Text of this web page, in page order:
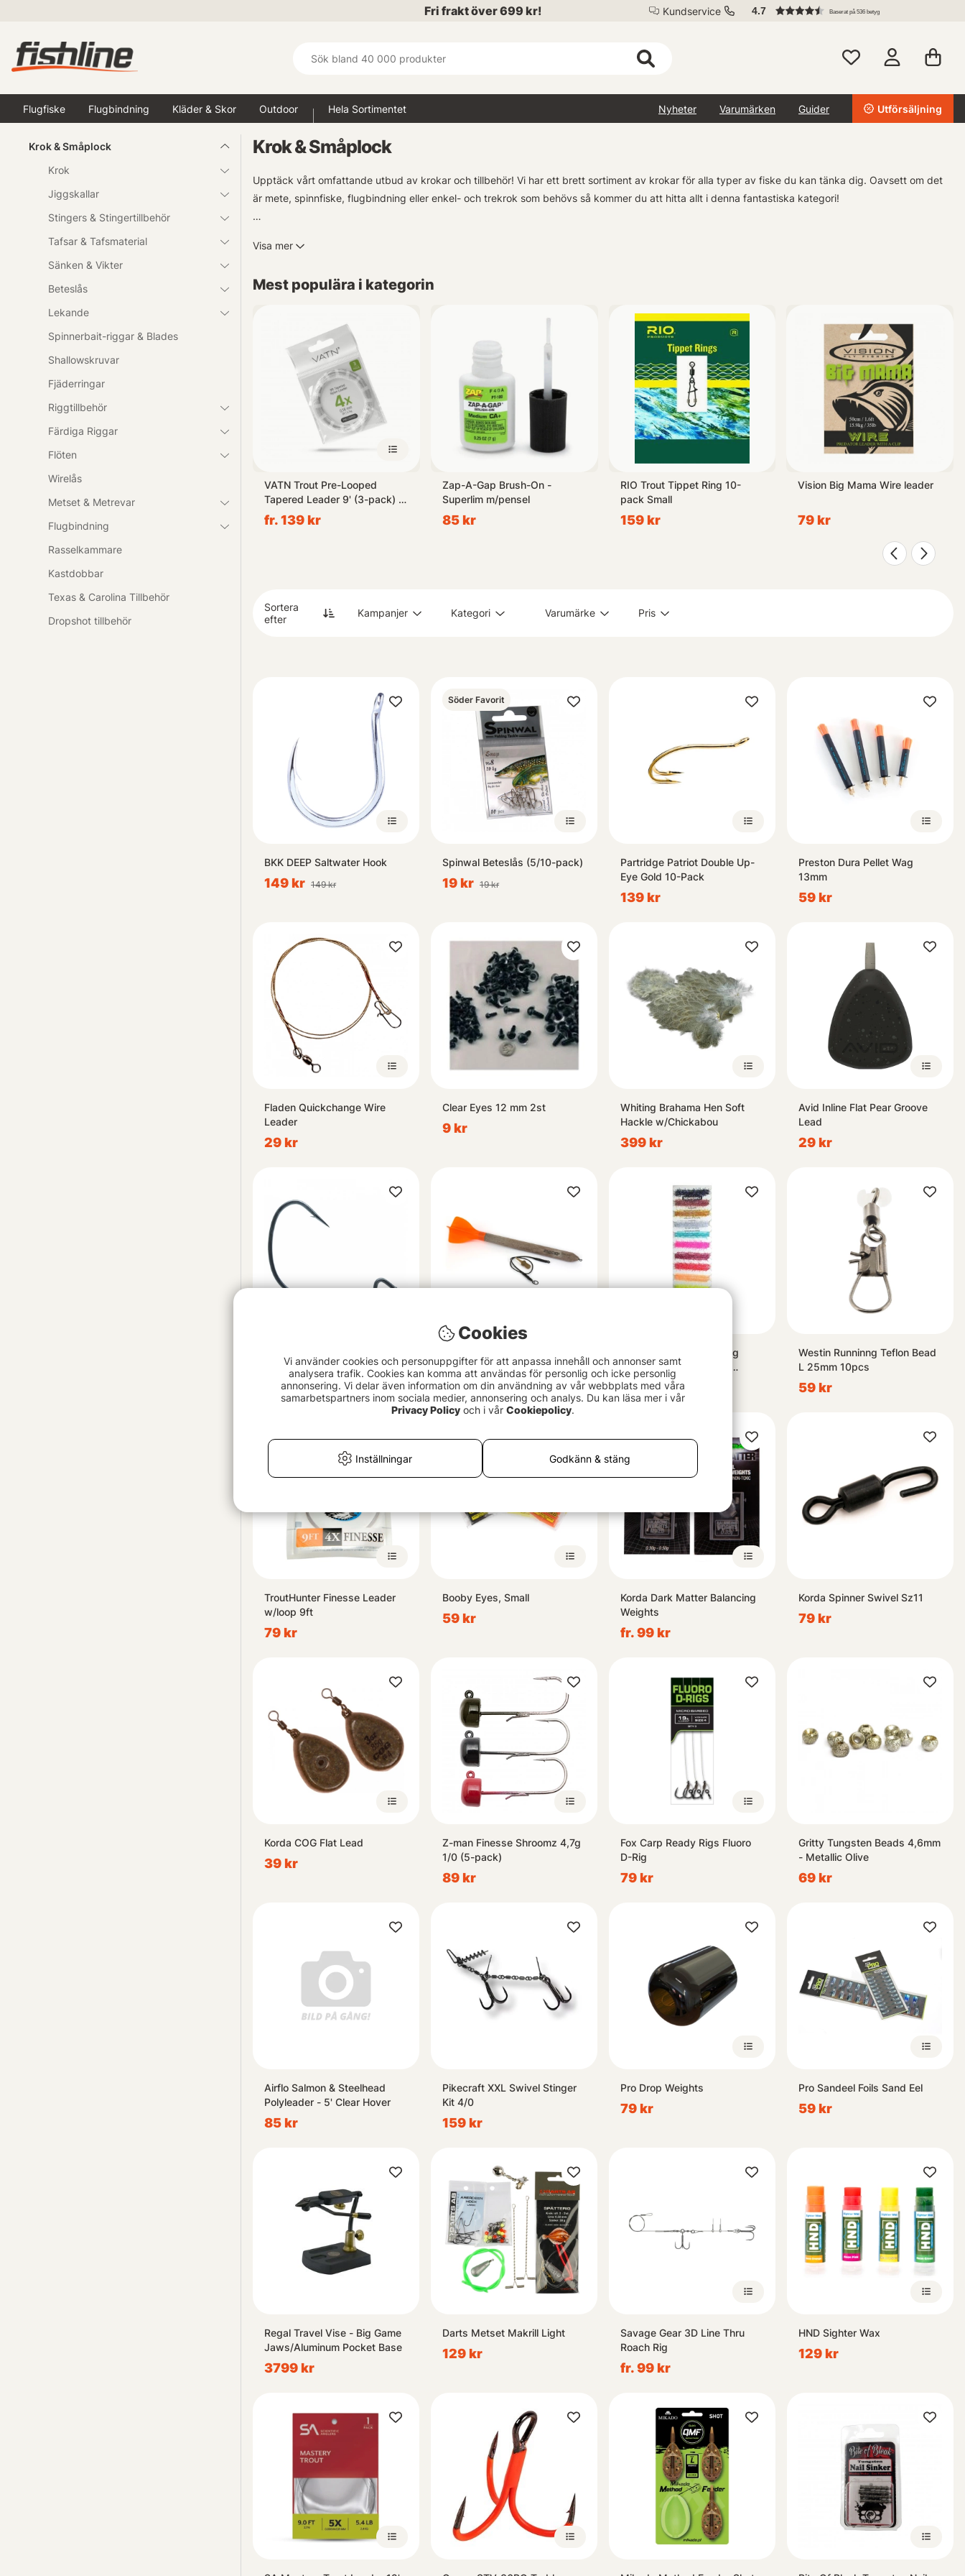
Fri frakt över 699 kr! Kundservice 4.7 Baserat på 536 betyg
Flugfiske Flugbindning Kläder & Skor Outdoor Hela Sortimentet Nyheter Varumärken Guider Utförsäljning
Krok & Småplock
Krok
Jiggskallar
Stingers & Stingertillbehör
Tafsar & Tafsmaterial
Sänken & Vikter
Beteslås
Lekande
Spinnerbait-riggar & Blades
Shallowskruvar
Fjäderringar
Riggtillbehör
Färdiga Riggar
Flöten
Wirelås
Metset & Metrevar
Flugbindning
Rasselkammare
Kastdobbar
Texas & Carolina Tillbehör
Dropshot tillbehör
Krok & Småplock
Upptäck vårt omfattande utbud av krokar och tillbehör! Vi har ett brett sortiment av krokar för alla typer av fiske du kan tänka dig. Oavsett om det
är mete, spinnfiske, flugbindning eller enkel- och trekrok som behövs så kommer du att hitta allt i denna fantastiska kategori!
nästa fisketur. Utforska vår komplett täckande kategori med produkter inom Krok & Småplock idag!
Visa mer
Mest populära i kategorin
#16
fr. 89 kr
VATN Trout Pre-Looped
Tapered Leader 9' (3-pack) -
4X 0,18mm
fr. 139 kr
Zap-A-Gap Brush-On -
Superlim m/pensel
85 kr
RIO Trout Tippet Ring 10-
pack Small
159 kr
Vision Big Mama Wire leader
79 kr
Sortera
efter
Kampanjer Kategori Varumärke Pris
BKK DEEP Saltwater Hook
149 kr 149 kr
Söder Favorit
Spinwal Beteslås (5/10-pack)
19 kr 19 kr
Partridge Patriot Double Up-
Eye Gold 10-Pack
139 kr
Preston Dura Pellet Wag
13mm
59 kr
Fladen Quickchange Wire
Leader
29 kr
Clear Eyes 12 mm 2st
9 kr
Whiting Brahama Hen Soft
Hackle w/Chickabou
399 kr
Avid Inline Flat Pear Groove
Lead
29 kr
39 kr 129 kr
Semperfli Straggle String
Mixed Pack - Standard
Collection
79 kr
Westin Runninng Teflon Bead
L 25mm 10pcs
59 kr
TroutHunter Finesse Leader
w/loop 9ft
79 kr
Booby Eyes, Small
59 kr
Korda Dark Matter Balancing
Weights
fr. 99 kr
Korda Spinner Swivel Sz11
79 kr
Korda COG Flat Lead
39 kr
Z-man Finesse Shroomz 4,7g
1/0 (5-pack)
89 kr
Fox Carp Ready Rigs Fluoro
D-Rig
79 kr
Gritty Tungsten Beads 4,6mm
- Metallic Olive
69 kr
Airflo Salmon & Steelhead
Polyleader - 5' Clear Hover
85 kr
Pikecraft XXL Swivel Stinger
Kit 4/0
159 kr
Pro Drop Weights
79 kr
Pro Sandeel Foils Sand Eel
59 kr
Regal Travel Vise - Big Game
Jaws/Aluminum Pocket Base
3799 kr
Darts Metset Makrill Light
129 kr
Savage Gear 3D Line Thru
Roach Rig
fr. 99 kr
HND Sighter Wax
129 kr
Cookies
Vi använder cookies och personuppgifter för att anpassa innehåll och annonser samt
analysera trafik. Cookies kan komma att användas för personlig och icke personlig
annonsering. Vi delar även information om din användning av vår webbplats med våra
samarbetspartners inom sociala medier, annonsering och analys. Du kan läsa mer i vår
Privacy Policyoch i vår Cookiepolicy.
Inställningar Godkänn & stäng